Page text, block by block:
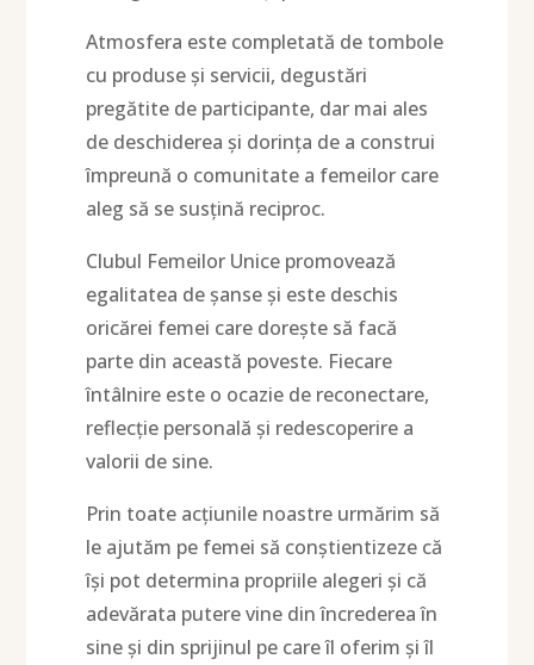
Atmosfera este completată de tombole
cu produse și servicii, degustări
pregătite de participante, dar mai ales
de deschiderea și dorința de a construi
împreună o comunitate a femeilor care
aleg să se susțină reciproc.
Clubul Femeilor Unice promovează
egalitatea de șanse și este deschis
oricărei femei care dorește să facă
parte din această poveste. Fiecare
întâlnire este o ocazie de reconectare,
reflecție personală și redescoperire a
valorii de sine.
Prin toate acțiunile noastre urmărim să
le ajutăm pe femei să conștientizeze că
își pot determina propriile alegeri și că
adevărata putere vine din încrederea în
sine și din sprijinul pe care îl oferim și îl